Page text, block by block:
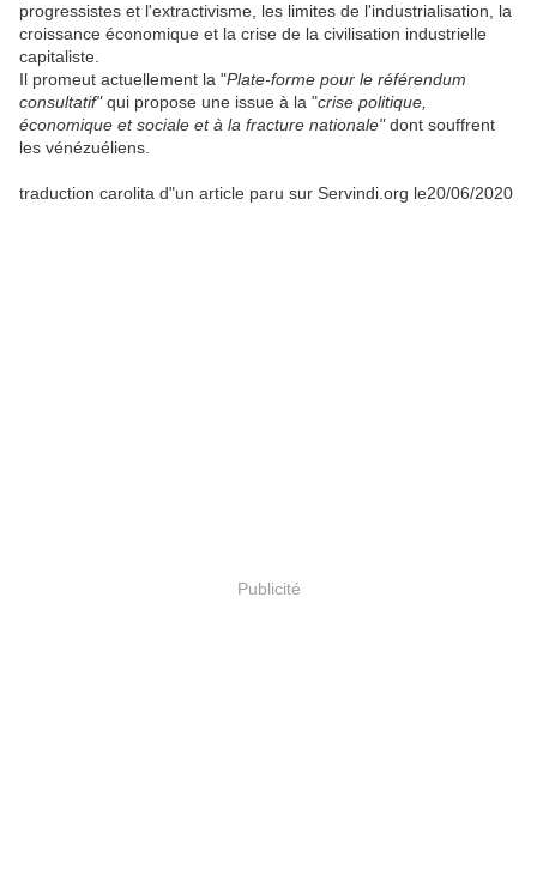
progressistes et l'extractivisme, les limites de l'industrialisation, la
croissance économique et la crise de la civilisation industrielle
capitaliste.
Il promeut actuellement la "Plate-forme pour le référendum
consultatif"qui propose une issue à la "crise politique,
économique et sociale et à la fracture nationale"dont souffrent
les vénézuéliens.
traduction carolita d"un article paru sur Servindi.org le20/06/2020
Publicité